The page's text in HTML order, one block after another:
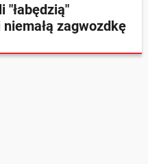
"łabędzią"
zagwozdkę